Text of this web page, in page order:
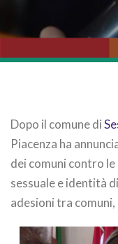
Dopo il comune di
Piacenza ha
dei comuni contro
sessuale e identità
adesioni tra